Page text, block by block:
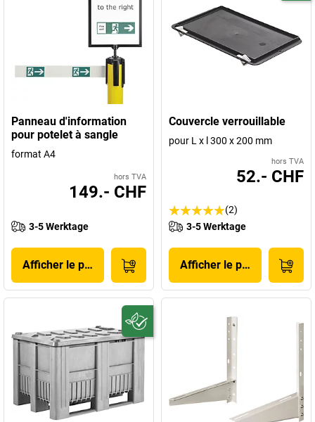
Panneau d'information
pour potelet à sangle
format A4
hors TVA
149.- CHF
3-5 Werktage
Afficher le produit
Couvercle verrouillable
pour L x l 300 x 200 mm
hors TVA
52.- CHF
(2)
3-5 Werktage
Afficher le produit